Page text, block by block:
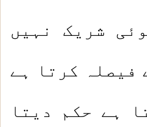
شریک نہیں
فیصلہ کرتا ہے
ہے حکم دیتا